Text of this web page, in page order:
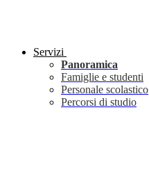
Servizi
Panoramica
Famiglie e studenti
Personale scolastico
Percorsi di studio